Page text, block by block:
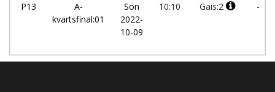
P13
A-
kvartsfinal:01
Sön
2022-
10-09
10:10 Gais:2 -